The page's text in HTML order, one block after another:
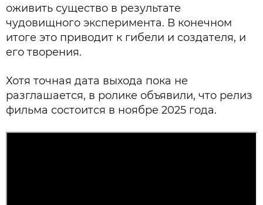
оживить существо в результате
чудовищного эксперимента. В конечном
итоге это приводит к гибели и создателя, и
его творения.
Хотя точная дата выхода пока не
разглашается, в ролике объявили, что релиз
фильма состоится в ноябре 2025 года.